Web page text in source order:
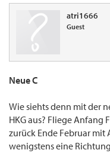
atri1666
Guest
Neue C
Wie siehts denn mit der
HKG aus? Fliege Anfang
zurück Ende Februar mit
wenigstens eine